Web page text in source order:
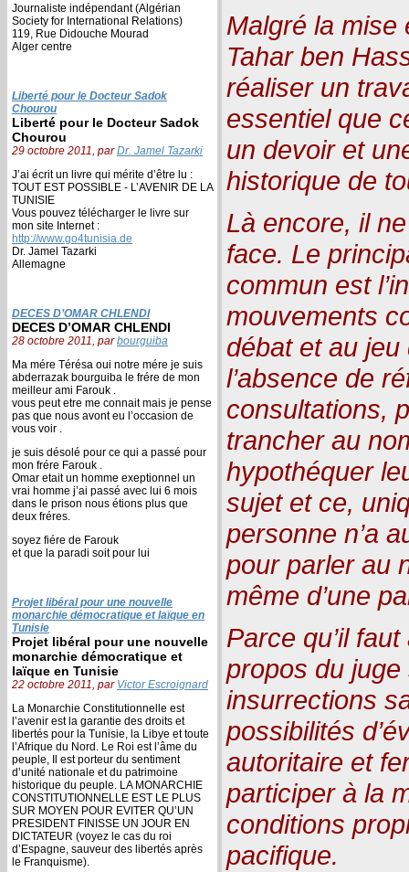
Journaliste indépendant (Algérian
Society for International Relations)
119, Rue Didouche Mourad
Alger centre
Liberté pour le Docteur Sadok
Chourou
Liberté pour le Docteur Sadok
Chourou
29 octobre 2011, parDr. Jamel Tazarki
J’ai écrit un livre qui mérite d’être lu :
TOUT EST POSSIBLE - L’AVENIR DE LA
TUNISIE
Vous pouvez télécharger le livre sur
mon site Internet :
http://www.go4tunisia.de
Dr. Jamel Tazarki
Allemagne
DECES D’OMAR CHLENDI
DECES D’OMAR CHLENDI
28 octobre 2011, parbourguiba
Ma mére Térésa oui notre mére je suis
abderrazak bourguiba le frére de mon
meilleur ami Farouk .
vous peut etre me connait mais je pense
pas que nous avont eu l’occasion de
vous voir .
je suis désolé pour ce qui a passé pour
mon frére Farouk .
Omar etait un homme exeptionnel un
vrai homme j’ai passé avec lui 6 mois
dans le prison nous étions plus que
deux fréres.
soyez fiére de Farouk
et que la paradi soit pour lui
Projet libéral pour une nouvelle
monarchie démocratique et laïque en
Tunisie
Projet libéral pour une nouvelle
monarchie démocratique et
laïque en Tunisie
22 octobre 2011, par Victor Escroignard
La Monarchie Constitutionnelle est
l’avenir est la garantie des droits et
libertés pour la Tunisie, la Libye et toute
l’Afrique du Nord. Le Roi est l’âme du
peuple, Il est porteur du sentiment
d’unité nationale et du patrimoine
historique du peuple. LA MONARCHIE
CONSTITUTIONNELLE EST LE PLUS
SUR MOYEN POUR EVITER QU’UN
PRESIDENT FINISSE UN JOUR EN
DICTATEUR (voyez le cas du roi
d’Espagne, sauveur des libertés après
le Franquisme).
Malgré la mise
Tahar ben
réaliser un
essentiel que
un devoir et
historique de
Là encore, il
face. Le
commun est
mouvements
débat et au
l’absence de
consultations,
trancher au
hypothéquer
sujet et ce,
personne n’a
pour parler au
même d’une
Parce qu’il
propos du
insurrections
possibilités
autoritaire et
participer à la
conditions
pacifique.